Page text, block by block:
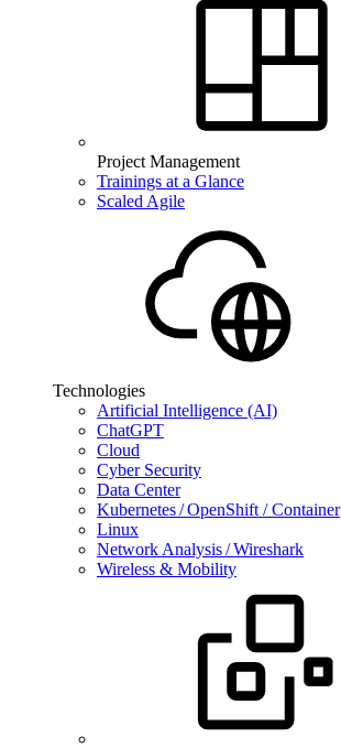
Project Management
Trainings at a Glance
Scaled Agile
Technologies
Artificial Intelligence (AI)
ChatGPT
Cloud
Cyber Security
Data Center
Kubernetes / OpenShift / Container
Linux
Network Analysis / Wireshark
Wireless & Mobility